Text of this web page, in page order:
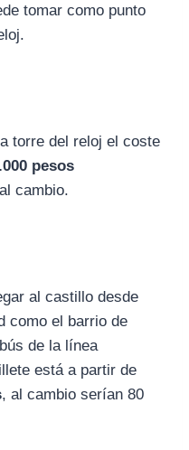
tomar como punto
torre del reloj el coste
pesos
cambio.
al castillo desde
como el barrio de
de la línea
está a partir de
, al cambio serían 80